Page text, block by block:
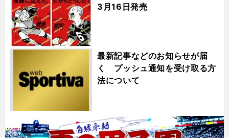
3月16日発売
最新記事などのお知らせが届
く プッシュ通知を受け取る方
法について